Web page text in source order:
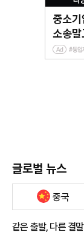
글로벌 뉴스
중국
같은 출발, 다른 결